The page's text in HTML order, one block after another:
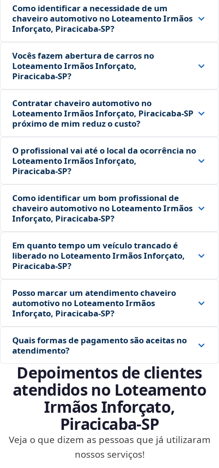
Como identificar a necessidade de um
chaveiro automotivo no Loteamento Irmãos
Inforçato, Piracicaba‑SP?
Vocês fazem abertura de carros no
Loteamento Irmãos Inforçato,
Piracicaba‑SP?
Contratar chaveiro automotivo no
Loteamento Irmãos Inforçato, Piracicaba‑SP
próximo de mim reduz o custo?
O profissional vai até o local da ocorrência no
Loteamento Irmãos Inforçato,
Piracicaba‑SP?
Como identificar um bom profissional de
chaveiro automotivo no Loteamento Irmãos
Inforçato, Piracicaba‑SP?
Em quanto tempo um veículo trancado é
liberado no Loteamento Irmãos Inforçato,
Piracicaba‑SP?
Posso marcar um atendimento chaveiro
automotivo no Loteamento Irmãos
Inforçato, Piracicaba‑SP?
Quais formas de pagamento são aceitas no
atendimento?
Depoimentos de clientes
atendidos no Loteamento
Irmãos Inforçato,
Piracicaba‑SP
Veja o que dizem as pessoas que já utilizaram
nossos serviços!